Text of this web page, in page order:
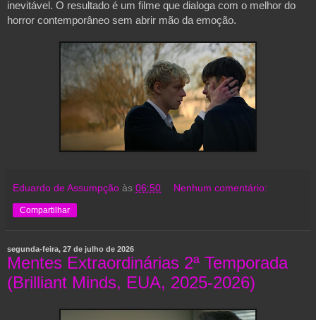
inevitável. O resultado é um filme que dialoga com o melhor do
horror contemporâneo sem abrir mão da emoção.
Eduardo de Assumpção às 06:50 Nenhum comentário:
Compartilhar
segunda-feira, 27 de julho de 2026
Mentes Extraordinárias 2ª Temporada
(Brilliant Minds, EUA, 2025-2026)